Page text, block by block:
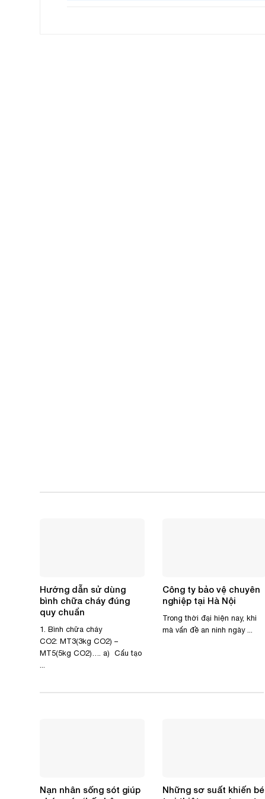
Hướng dẫn sử dùng
bình chữa cháy đúng
quy chuẩn
1. Bình chữa cháy
CO2: MT3(3kg CO2) –
MT5(5kg CO2)…. a) Cấu tạo
Công ty bảo vệ chuyên
nghiệp tại Hà Nội
Trong thời đại hiện nay, khi
mà vấn đề an ninh ngày ...
Nạn nhân sống sót giúp
Những sơ suất khiến bé